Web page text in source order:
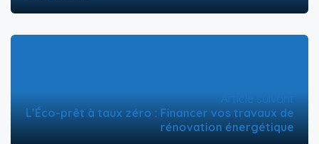
Article suivant
L’Éco-prêt à taux zéro : Financer vos travaux de
rénovation énergétique